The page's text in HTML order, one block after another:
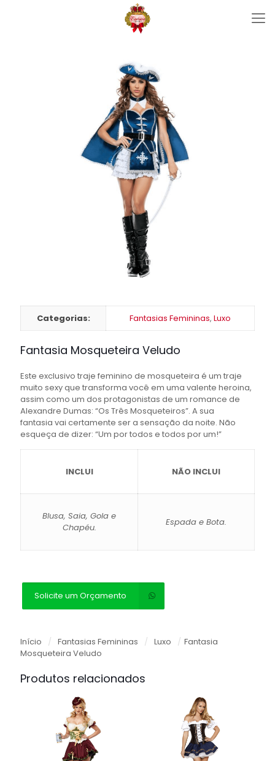
Categorias: Fantasias Femininas, Luxo
Fantasia Mosqueteira Veludo
Este exclusivo traje feminino de mosqueteira é um traje
muito sexy que transforma você em uma valente heroina,
assim como um dos protagonistas de um romance de
Alexandre Dumas: “Os Três Mosqueteiros”. A sua
fantasia vai certamente ser a sensação da noite. Não
esqueça de dizer: “Um por todos e todos por um!”
INCLUI NÃO INCLUI
Blusa, Saia, Gola e
Chapéu.
Espada e Bota.
Solicite um Orçamento
Início / Fantasias Femininas / Luxo / Fantasia
Mosqueteira Veludo
Produtos relacionados